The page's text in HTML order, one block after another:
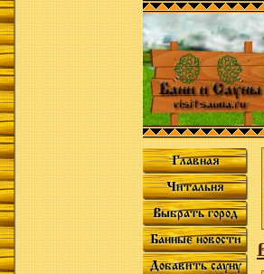
Главная
Читальня
Выбрать город
Банные новости
Добавить сауну